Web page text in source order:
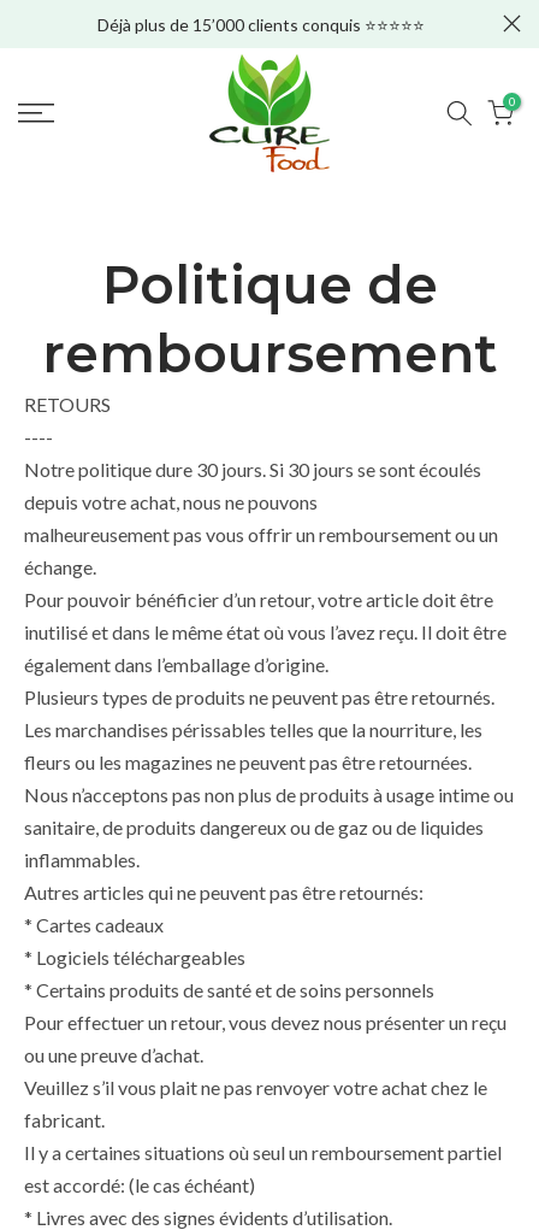
Déjà plus de 15’000 clients conquis ⭐⭐⭐⭐⭐
0
Politique de
remboursement
RETOURS
----
Notre politique dure 30 jours. Si 30 jours se sont écoulés
depuis votre achat, nous ne pouvons
malheureusement pas vous offrir un remboursement ou un
échange.
Pour pouvoir bénéficier d’un retour, votre article doit être
inutilisé et dans le même état où vous l’avez reçu. Il doit être
également dans l’emballage d’origine.
Plusieurs types de produits ne peuvent pas être retournés.
Les marchandises périssables telles que la nourriture, les
fleurs ou les magazines ne peuvent pas être retournées.
Nous n’acceptons pas non plus de produits à usage intime ou
sanitaire, de produits dangereux ou de gaz ou de liquides
inflammables.
Autres articles qui ne peuvent pas être retournés:
* Cartes cadeaux
* Logiciels téléchargeables
* Certains produits de santé et de soins personnels
Pour effectuer un retour, vous devez nous présenter un reçu
ou une preuve d’achat.
Veuillez s’il vous plait ne pas renvoyer votre achat chez le
fabricant.
Il y a certaines situations où seul un remboursement partiel
est accordé: (le cas échéant)
* Livres avec des signes évidents d’utilisation.